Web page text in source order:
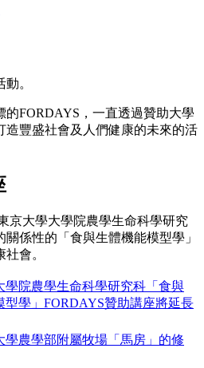
。
的FORDAYS，一直透過贊助大學
造豐盛社會及人們健康的未來的活
京大學大學院農學生命科學研究
係性的「食與生體機能模型學」
會。
學院農學生命科學研究科「食與
型學」FORDAYS贊助講座將延長
學農學部附屬牧場「馬房」的修